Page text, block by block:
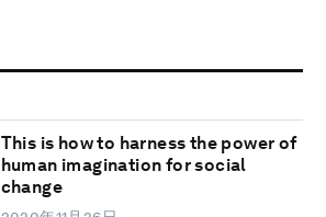
This is how to harness the power of
human imagination for social
change